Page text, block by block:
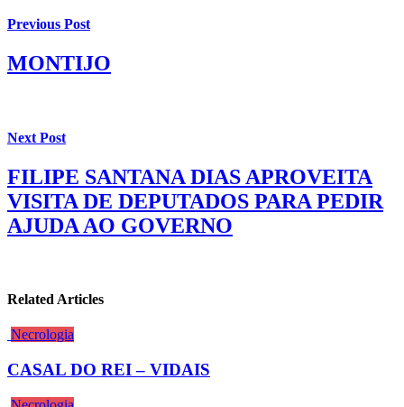
Previous Post
MONTIJO
Next Post
FILIPE SANTANA DIAS APROVEITA
VISITA DE DEPUTADOS PARA PEDIR
AJUDA AO GOVERNO
Related Articles
Necrologia
CASAL DO REI – VIDAIS